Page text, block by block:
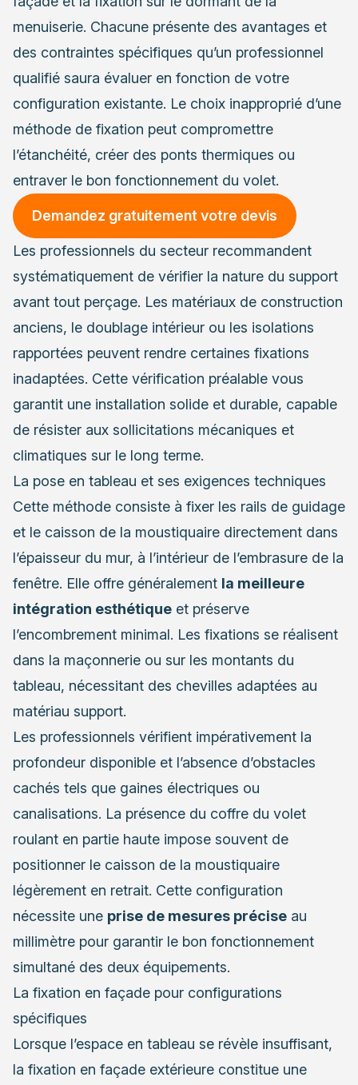
menuiserie. Chacune présente des avantages et
des contraintes spécifiques qu’un professionnel
qualifié saura évaluer en fonction de votre
configuration existante. Le choix inapproprié d’une
méthode de fixation peut compromettre
l’étanchéité, créer des ponts thermiques ou
entraver le bon fonctionnement du volet.
Demandez gratuitement votre devis
Les professionnels du secteur recommandent
systématiquement de vérifier la nature du support
avant tout perçage. Les matériaux de construction
anciens, le doublage intérieur ou les isolations
rapportées peuvent rendre certaines fixations
inadaptées. Cette vérification préalable vous
garantit une installation solide et durable, capable
de résister aux sollicitations mécaniques et
climatiques sur le long terme.
La pose en tableau et ses exigences techniques
Cette méthode consiste à fixer les rails de guidage
et le caisson de la moustiquaire directement dans
l’épaisseur du mur, à l’intérieur de l’embrasure de la
fenêtre. Elle offre généralement la meilleure
intégration esthétique et préserve
l’encombrement minimal. Les fixations se réalisent
dans la maçonnerie ou sur les montants du
tableau, nécessitant des chevilles adaptées au
matériau support.
Les professionnels vérifient impérativement la
profondeur disponible et l’absence d’obstacles
cachés tels que gaines électriques ou
canalisations. La présence du coffre du volet
roulant en partie haute impose souvent de
positionner le caisson de la moustiquaire
légèrement en retrait. Cette configuration
nécessite une prise de mesures précise au
millimètre pour garantir le bon fonctionnement
simultané des deux équipements.
La fixation en façade pour configurations
spécifiques
Lorsque l’espace en tableau se révèle insuffisant,
la fixation en façade extérieure constitue une